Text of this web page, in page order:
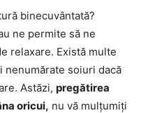
binecuvântată?
ne permite să ne
relaxare. Există multe
nenumărate soiuri dacă
Astăzi, pregătirea
oricui, nu vă mulțumiți